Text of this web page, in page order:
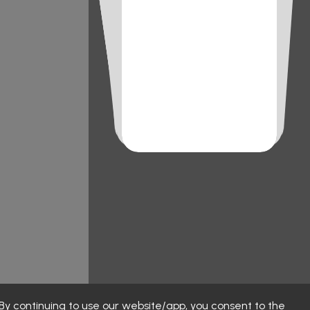
continuing to use our website/app, you consent to the